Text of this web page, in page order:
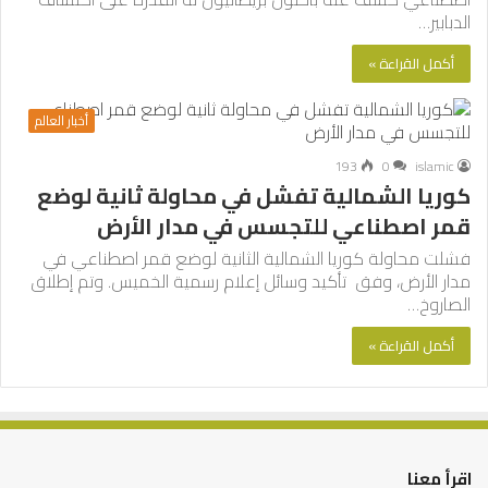
الدبابير…
أكمل القراءة »
أخبار العالم
islamic
0
193
كوريا الشمالية تفشل في محاولة ثانية لوضع
قمر اصطناعي للتجسس في مدار الأرض
فشلت محاولة كوريا الشمالية الثانية لوضع قمر اصطناعي في
مدار الأرض، وفق تأكيد وسائل إعلام رسمية الخميس. وتم إطلاق
الصاروخ…
أكمل القراءة »
اقرأ معنا